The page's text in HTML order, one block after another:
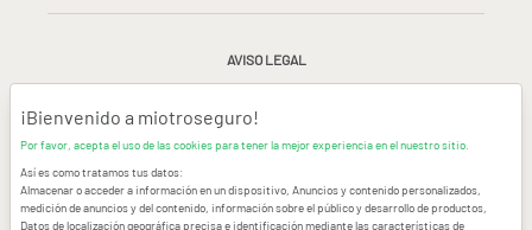
AVISO LEGAL
CONDICIONES GENERALES DE USO
CONTACTAR
¡Bienvenido a miotroseguro!
Por favor, acepta el uso de las cookies para tener la mejor experiencia en el nuestro sitio.
Así es como tratamos tus datos:
Almacenar o acceder a información en un dispositivo, Anuncios y contenido personalizados,
medición de anuncios y del contenido, información sobre el público y desarrollo de productos,
Datos de localización geográfica precisa e identificación mediante las características de